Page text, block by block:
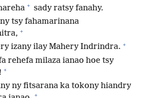
+ sady ratsy fanahy.
tsy fahamarinana
+
izany ilay Mahery Indrindra. +
rehefa milaza ianao hoe tsy
+
ny fitsarana ka tokony hiandry
+